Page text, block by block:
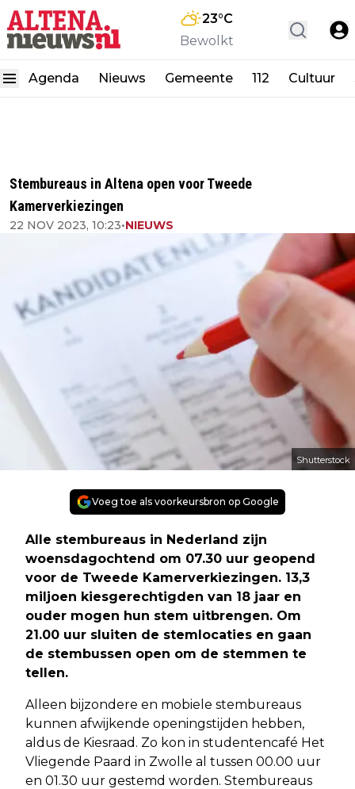
23°C
Bewolkt
Agenda Nieuws Gemeente 112 Cultuur
Stembureaus in Altena open voor Tweede
Kamerverkiezingen
22 NOV 2023, 10:23•NIEUWS
Shutterstock
Voeg toe als voorkeursbron op Google
Alle stembureaus in Nederland zijn
woensdagochtend om 07.30 uur geopend
voor de Tweede Kamerverkiezingen. 13,3
miljoen kiesgerechtigden van 18 jaar en
ouder mogen hun stem uitbrengen. Om
21.00 uur sluiten de stemlocaties en gaan
de stembussen open om de stemmen te
tellen.
Alleen bijzondere en mobiele stembureaus
kunnen afwijkende openingstijden hebben,
aldus de Kiesraad. Zo kon in studentencafé Het
Vliegende Paard in Zwolle al tussen 00.00 uur
en 01.30 uur gestemd worden. Stembureaus